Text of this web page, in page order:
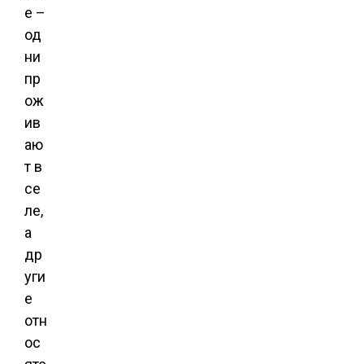
е –
од
ни
пр
ож
ив
аю
т в
се
ле,
а
др
уги
е
отн
ос